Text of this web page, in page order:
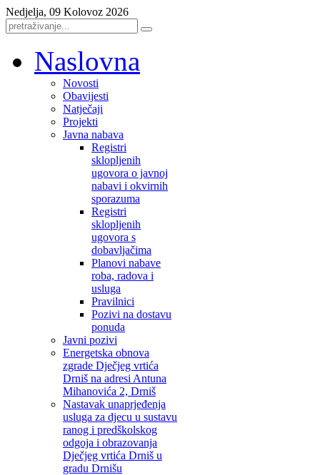
Nedjelja, 09 Kolovoz 2026
Naslovna
Novosti
Obavijesti
Natječaji
Projekti
Javna nabava
Registri
sklopljenih
ugovora o javnoj
nabavi i okvirnih
sporazuma
Registri
sklopljenih
ugovora s
dobavljačima
Planovi nabave
roba, radova i
usluga
Pravilnici
Pozivi na dostavu
ponuda
Javni pozivi
Energetska obnova
zgrade Dječjeg vrtića
Drniš na adresi Antuna
Mihanovića 2, Drniš
Nastavak unaprjeđenja
usluga za djecu u sustavu
ranog i predškolskog
odgoja i obrazovanja
Dječjeg vrtića Drniš u
gradu Drnišu